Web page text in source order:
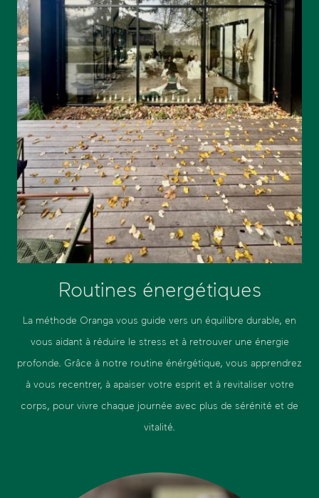
Routines énergétiques
La méthode Oranga vous guide vers un équilibre durable, en
vous aidant à réduire le stress et à retrouver une énergie
profonde. Grâce à notre routine énérgétique, vous apprendrez
à vous recentrer, à apaiser votre esprit et à revitaliser votre
corps, pour vivre chaque journée avec plus de sérénité et de
vitalité.